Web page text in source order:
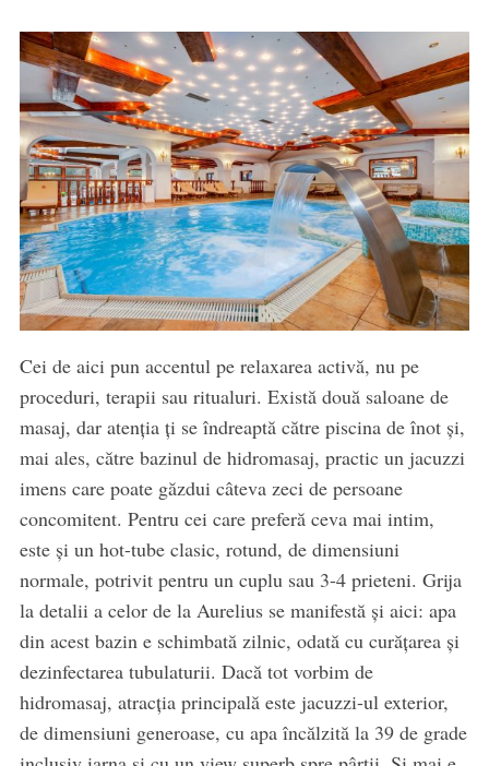
Cei de aici pun accentul pe relaxarea activă, nu pe
proceduri, terapii sau ritualuri. Există două saloane de
masaj, dar atenția ți se îndreaptă către piscina de înot și,
mai ales, către bazinul de hidromasaj, practic un jacuzzi
imens care poate găzdui câteva zeci de persoane
concomitent. Pentru cei care preferă ceva mai intim,
este și un hot-tube clasic, rotund, de dimensiuni
normale, potrivit pentru un cuplu sau 3-4 prieteni. Grija
la detalii a celor de la Aurelius se manifestă și aici: apa
din acest bazin e schimbată zilnic, odată cu curățarea și
dezinfectarea tubulaturii. Dacă tot vorbim de
hidromasaj, atracția principală este jacuzzi-ul exterior,
de dimensiuni generoase, cu apa încălzită la 39 de grade